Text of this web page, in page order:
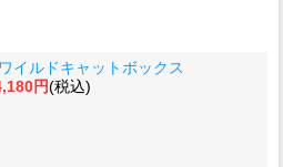
イルドキャットボックス
円(税込)